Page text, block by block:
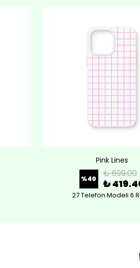
Pink Lines
%40 ₺ 699.00
₺
27 Telefon Modeli 6